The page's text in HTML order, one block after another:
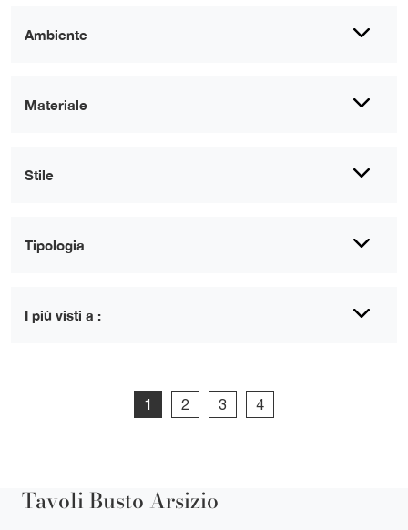
Ambiente
Materiale
Stile
Tipologia
I più visti a :
1 2 3 4
Tavoli Busto Arsizio